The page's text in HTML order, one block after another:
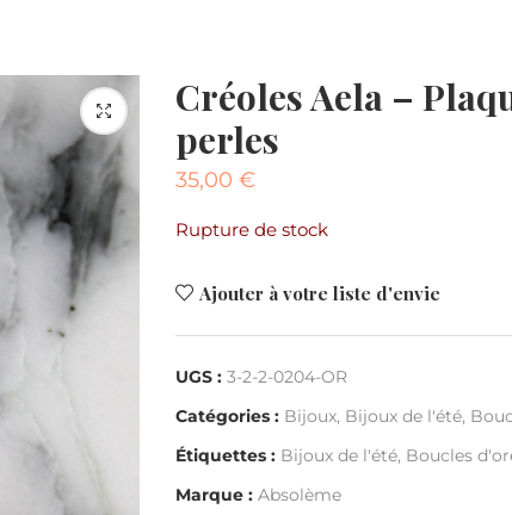
Créoles Aela –
perles
35,00 €
Rupture de stock
Ajouter à votre liste d'envie
UGS : 3-2-2-0204-OR
Catégories : Bijoux, Bijoux de l'été,
Étiquettes : Bijoux de l'été, Boucles
Marque : Absolème